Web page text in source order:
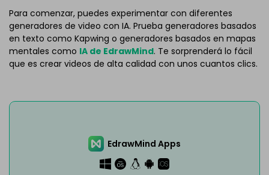
Para comenzar, puedes experimentar con diferentes
generadores de video con IA. Prueba generadores basados
en texto como Kapwing o generadores basados en mapas
mentales como IA de EdrawMind. Te sorprenderá lo fácil
que es crear videos de alta calidad con unos cuantos clics.
EdrawMind Apps